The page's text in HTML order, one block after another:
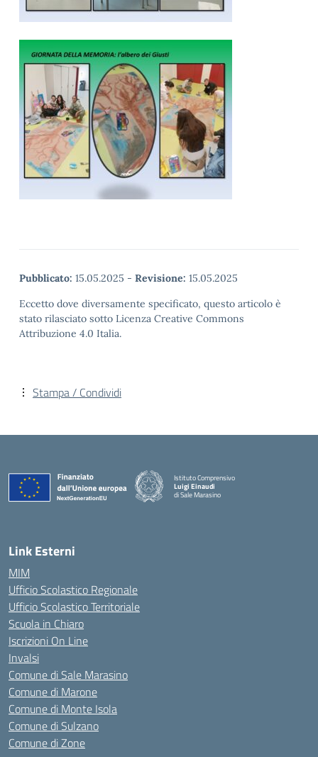
Pubblicato: 15.05.2025 - Revisione: 15.05.2025
Eccetto dove diversamente specificato, questo articolo è
stato rilasciato sotto Licenza Creative Commons
Attribuzione 4.0 Italia.
Stampa / Condividi
Istituto Comprensivo
Luigi Einaudi
di Sale Marasino
Link Esterni
MIM
Ufficio Scolastico Regionale
Ufficio Scolastico Territoriale
Scuola in Chiaro
Iscrizioni On Line
Invalsi
Comune di Sale Marasino
Comune di Marone
Comune di Monte Isola
Comune di Sulzano
Comune di Zone